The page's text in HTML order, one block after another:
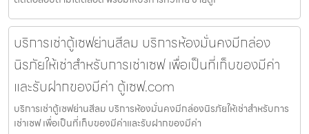
บริการเช่าตู้เซฟย่านสีลม บริการห้องมั่นคงมีกล่อง
นิรภัยให้เช่าสำหรับการเช่าเซฟ เพื่อเป็นที่เก็บของมีค่า
และรับฝากของมีค่า ตู้เซฟ.com
บริการเช่าตู้เซฟย่านสีลม บริการห้องมั่นคงมีกล่องนิรภัยให้เช่าสำหรับการ
เช่าเซฟ เพื่อเป็นที่เก็บของมีค่าและรับฝากของมีค่า